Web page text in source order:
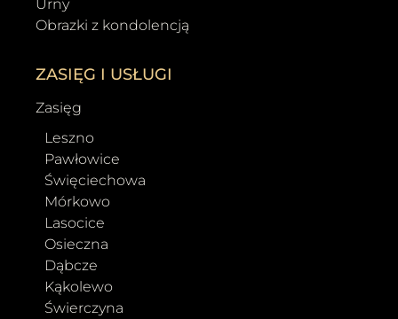
Urny
Obrazki z kondolencją
ZASIĘG I USŁUGI
Zasięg
Leszno
Pawłowice
Święciechowa
Mórkowo
Lasocice
Osieczna
Dąbcze
Kąkolewo
Świerczyna